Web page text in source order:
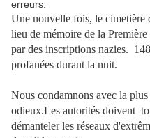
Une nouvelle fois, le cimetière
lieu de mémoire de la
par des inscriptions nazies.
profanées durant la nuit.
Nous condamnons avec la
odieux.Les autorités doivent
démanteler les réseaux